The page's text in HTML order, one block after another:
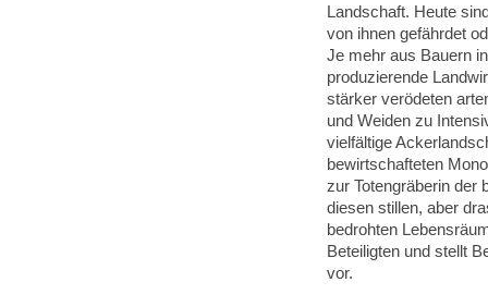
Landschaft. Heute
von ihnen gefährdet
Je mehr aus Bauern
produzierende
stärker verödeten
und Weiden zu
vielfältige
bewirtschafteten
zur Totengräberin der
diesen stillen, aber
bedrohten
Beteiligten und stellt
vor.